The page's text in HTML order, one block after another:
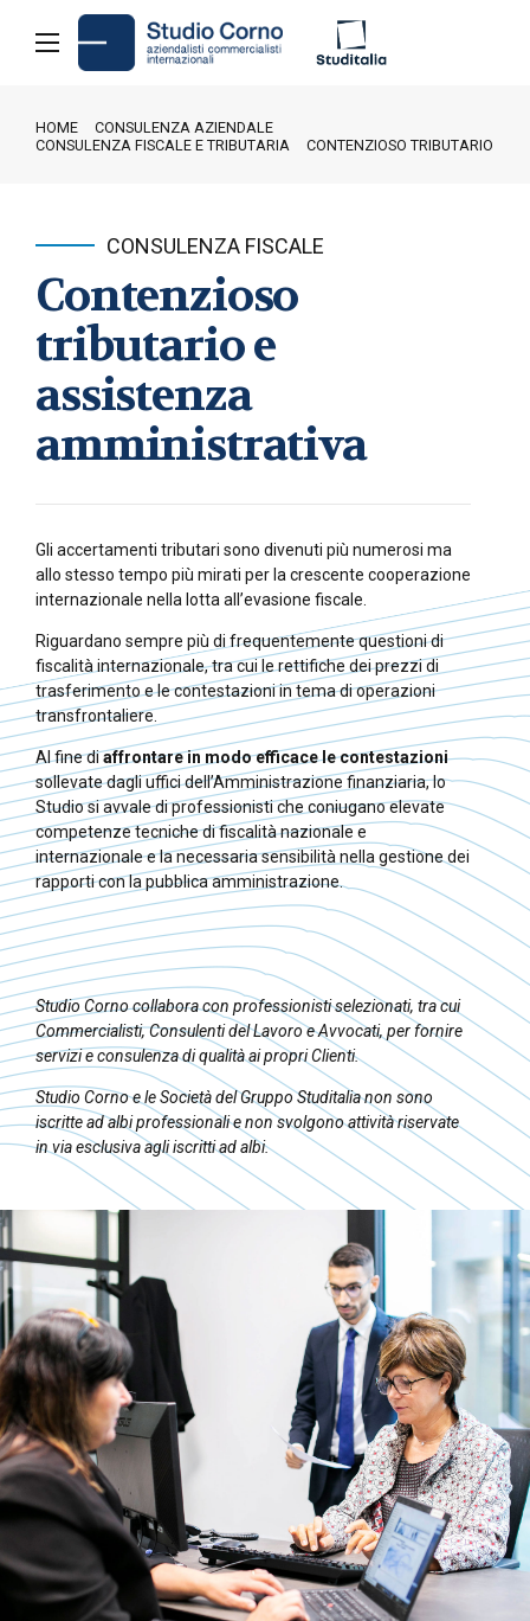
HOME
CONSULENZA AZIENDALE
CONSULENZA FISCALE E TRIBUTARIA
CONTENZIOSO TRIBUTARIO
CONSULENZA FISCALE
Contenzioso
tributario e
assistenza
amministrativa
Gli accertamenti tributari sono divenuti più numerosi ma
allo stesso tempo più mirati per la crescente cooperazione
internazionale nella lotta all’evasione fiscale.
Riguardano sempre più di frequentemente questioni di
fiscalità internazionale, tra cui le rettifiche dei prezzi di
trasferimento e le contestazioni in tema di operazioni
transfrontaliere.
Al fine diaffrontare in modo efficace le contestazioni
sollevate dagli uffici dell’Amministrazione finanziaria, lo
Studio si avvale di professionisti che coniugano elevate
competenze tecniche di fiscalità nazionale e
internazionale e la necessaria sensibilità nella gestione dei
rapporti con la pubblica amministrazione.
Studio Corno collabora con professionisti selezionati, tra cui
Commercialisti, Consulenti del Lavoro e Avvocati, per fornire
servizi e consulenza di qualità ai propri Clienti.
Studio Corno e le Società del Gruppo Studitalia non sono
iscritte ad albi professionali e non svolgono attività riservate
in via esclusiva agli iscritti ad albi.